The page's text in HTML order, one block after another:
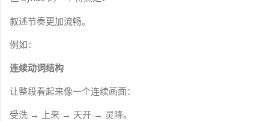
叙述节奏更加流畅。
例如：
连续动词结构
让整段看起来像一个连续画面：
受洗 → 上来 → 天开 → 灵降。